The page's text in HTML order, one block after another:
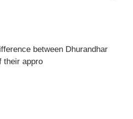
between Dhurandhar
their appro